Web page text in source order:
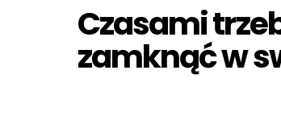
Czasami
zamknąć w